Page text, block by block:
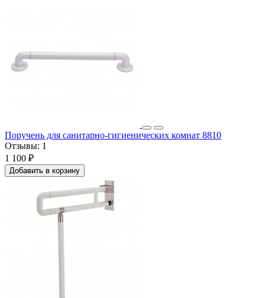
Поручень для санитарно-гигиенических комнат 8810
Отзывы: 1
1 100 ₽
Добавить в корзину